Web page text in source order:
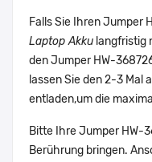
Falls Sie Ihren Jumper
Laptop Akku langfristig
den Jumper HW-
lassen Sie den 2-3 Mal
entladen,um die
Bitte Ihre Jumper HW-
Berührung bringen.